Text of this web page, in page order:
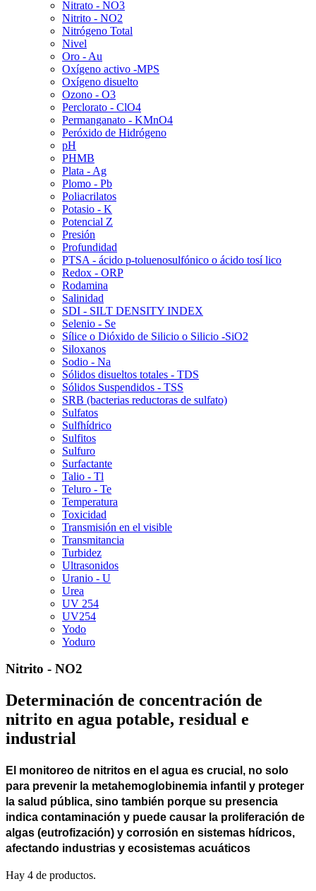
Nitrato - NO3
Nitrito - NO2
Nitrógeno Total
Nivel
Oro - Au
Oxígeno activo -MPS
Oxígeno disuelto
Ozono - O3
Perclorato - ClO4
Permanganato - KMnO4
Peróxido de Hidrógeno
pH
PHMB
Plata - Ag
Plomo - Pb
Poliacrilatos
Potasio - K
Potencial Z
Presión
Profundidad
PTSA - ácido p-toluenosulfónico o ácido tosí lico
Redox - ORP
Rodamina
Salinidad
SDI - SILT DENSITY INDEX
Selenio - Se
Sílice o Dióxido de Silicio o Silicio -SiO2
Siloxanos
Sodio - Na
Sólidos disueltos totales - TDS
Sólidos Suspendidos - TSS
SRB (bacterias reductoras de sulfato)
Sulfatos
Sulfhídrico
Sulfitos
Sulfuro
Surfactante
Talio - Tl
Teluro - Te
Temperatura
Toxicidad
Transmisión en el visible
Transmitancia
Turbidez
Ultrasonidos
Uranio - U
Urea
UV 254
UV254
Yodo
Yoduro
Nitrito - NO2
Determinación de concentración de
nitrito en agua potable, residual e
industrial
El monitoreo de nitritos en el agua es crucial, no solo
para prevenir la metahemoglobinemia infantil y proteger
la salud pública, sino también porque su presencia
indica contaminación y puede causar la proliferación de
algas (eutrofización) y corrosión en sistemas hídricos,
afectando industrias y ecosistemas acuáticos
Hay 4 de productos.